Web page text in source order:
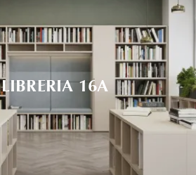
LIBRERIA 16A